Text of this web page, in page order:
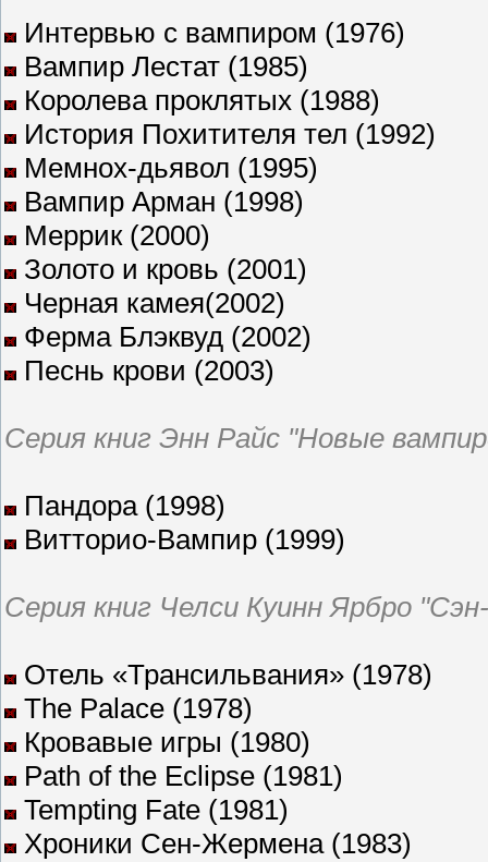
Интервью с вампиром (1976)
Вампир Лестат (1985)
Королева проклятых (1988)
История Похитителя тел (1992)
Мемнох-дьявол (1995)
Вампир Арман (1998)
Меррик (2000)
Золото и кровь (2001)
Черная камея(2002)
Ферма Блэквуд (2002)
Песнь крови (2003)
Серия книг Энн Райс "Новые
Пандора (1998)
Витторио-Вампир (1999)
Серия книг Челси Куинн Ярбро
Отель «Трансильвания» (1978)
The Palace (1978)
Кровавые игры (1980)
Path of the Eclipse (1981)
Tempting Fate (1981)
Хроники Сен-Жермена (1983)